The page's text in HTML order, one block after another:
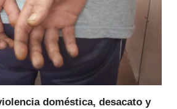
doméstica, desacato y